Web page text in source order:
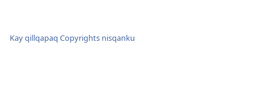
Kay qillqapaq Copyrights nisqanku